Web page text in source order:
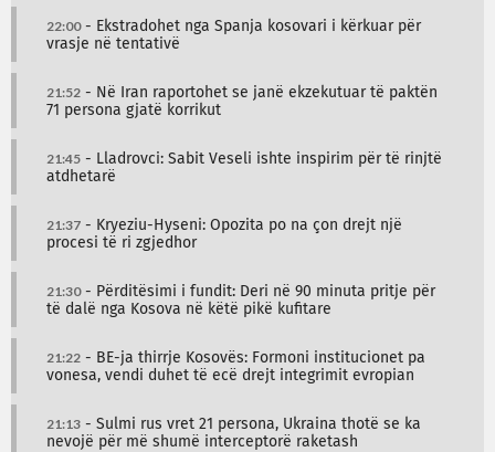
22:00- Ekstradohet nga Spanja kosovari i kërkuar për
vrasje në tentativë
21:52 - Në Iran raportohet se janë ekzekutuar të paktën
71 persona gjatë korrikut
21:45 - Lladrovci: Sabit Veseli ishte inspirim për të rinjtë
atdhetarë
21:37 - Kryeziu-Hyseni: Opozita po na çon drejt një
procesi të ri zgjedhor
21:30- Përditësimi i fundit: Deri në 90 minuta pritje për
të dalë nga Kosova në këtë pikë kufitare
21:22 - BE-ja thirrje Kosovës: Formoni institucionet pa
vonesa, vendi duhet të ecë drejt integrimit evropian
21:13 - Sulmi rus vret 21 persona, Ukraina thotë se ka
nevojë për më shumë interceptorë raketash